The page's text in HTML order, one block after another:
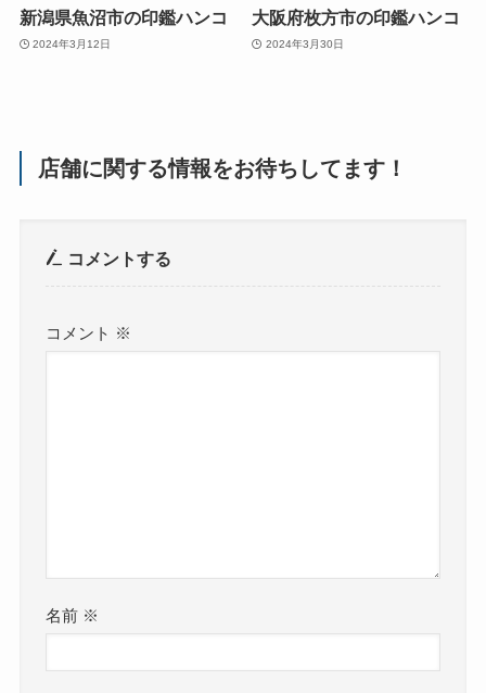
新潟県魚沼市の印鑑ハンコ
2024年3月12日
大阪府枚方市の印鑑ハンコ
2024年3月30日
店舗に関する情報をお待ちしてます！
コメントする
コメント ※
名前 ※